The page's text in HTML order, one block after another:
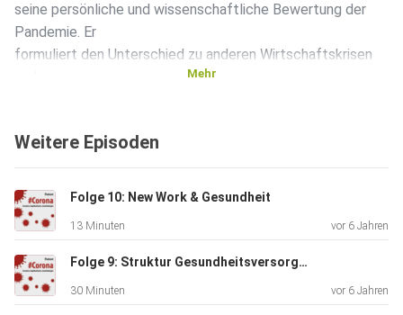
seine persönliche und wissenschaftliche Bewertung der
Pandemie. Er
formuliert den Unterschied zu anderen Wirtschaftskrisen
erläutert Prof. Dr. F. Heinemann seine Einschätzung zu den
Konsequenzen der
Corona-Krise. Hierbei fallen Begriffe, wie Konjunkturpaket
und
Strukturwandel. Hierbei kommt es auch zu der
Ausformulierung der
Mehr
Weitere Episoden
Folge 10: New Work & Gesundheit
13 Minuten vor 6 Jahren
Folge 9: Struktur Gesundheitsversorgung
30 Minuten vor 6 Jahren